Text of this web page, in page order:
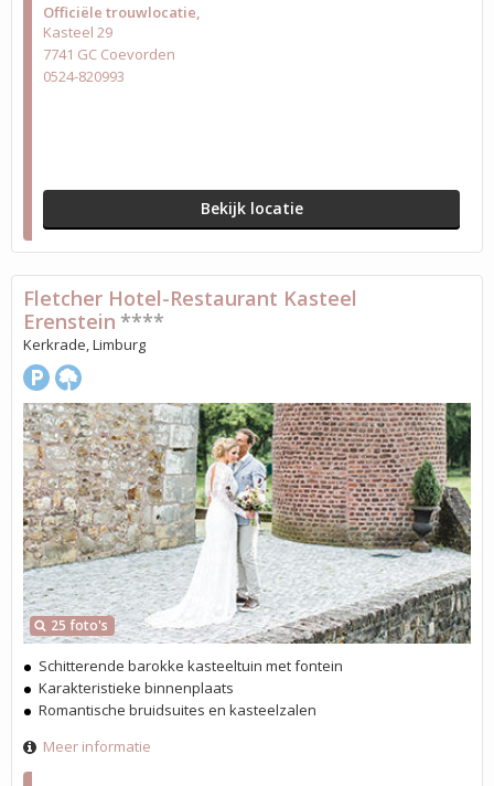
Officiële trouwlocatie
Kasteel 29
7741 GC Coevorden
0524-820993
Bekijk locatie
25 foto's
Fletcher Hotel-Restaurant Kasteel
Erenstein ****
Kerkrade, Limburg
Schitterende barokke kasteeltuin met fontein
Karakteristieke binnenplaats
Romantische bruidsuites en kasteelzalen
Meer informatie